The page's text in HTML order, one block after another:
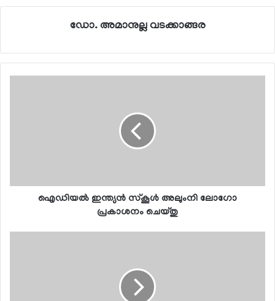
ഡോ. അമാനുല്ല വടക്കാങ്ങര
ഐഡിയല്‍ ഇന്ത്യന്‍ സ്‌കൂള്‍ അലുംനി ലോഗോ
പ്രകാശനം ചെയ്തു